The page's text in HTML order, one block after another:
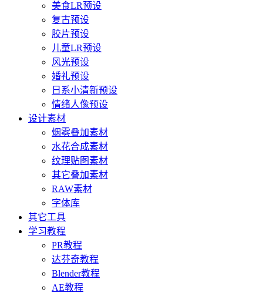
美食LR预设
复古预设
胶片预设
儿童LR预设
风光预设
婚礼预设
日系小清新预设
情绪人像预设
设计素材
烟雾叠加素材
水花合成素材
纹理贴图素材
其它叠加素材
RAW素材
字体库
其它工具
学习教程
PR教程
达芬奇教程
Blender教程
AE教程